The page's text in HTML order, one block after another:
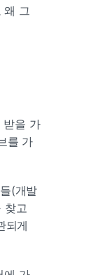
왜 그
받을 가
를 가
(개발
찾고
되게